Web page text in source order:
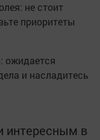
не стоит
приоритеты
ожидается
и насладитесь
интересным в